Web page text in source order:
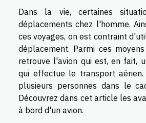
Dans la vie, certaines
déplacements chez l'homme.
ces voyages, on est contraint
déplacement. Parmi ces
retrouve l'avion qui est, en fait,
qui effectue le transport
plusieurs personnes dans le
Découvrez dans cet article les
à bord d'un avion.